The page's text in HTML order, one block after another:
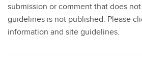
submission or comment that does
guidelines is not published. Please
information and site guidelines.